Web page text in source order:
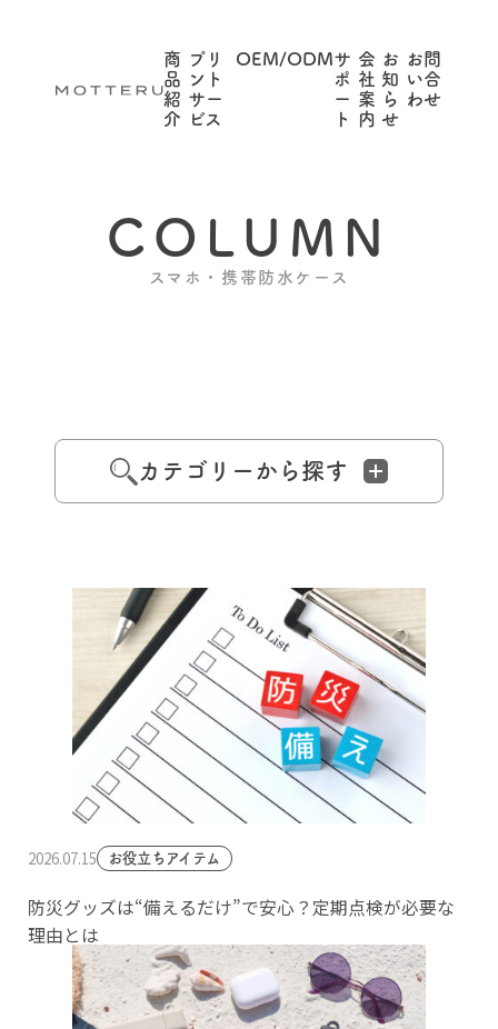
商
品
紹
介
プリ
ント
サー
ビス
OEM/ODMサ
ポ
ー
ト
会
社
案
内
お
知
ら
せ
お問
い合
わせ
COLUMN
スマホ・携帯防水ケース
カテゴリーから探す
2026.07.15 お役立ちアイテム
防災グッズは“備えるだけ”で安心？定期点検が必要な
理由とは